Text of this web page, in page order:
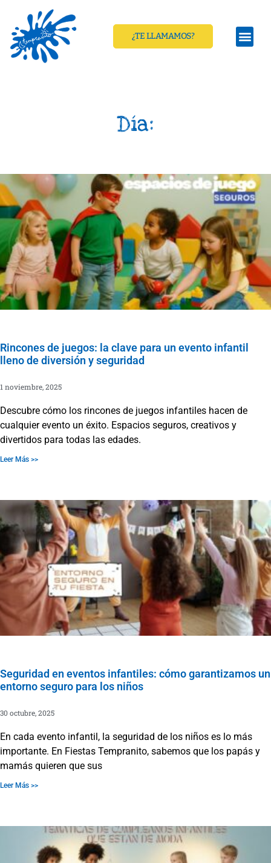
¿TE LLAMAMOS?
Día:
Rincones de juegos: la clave para un evento infantil
lleno de diversión y seguridad
1 noviembre, 2025
Descubre cómo los rincones de juegos infantiles hacen de
cualquier evento un éxito. Espacios seguros, creativos y
divertidos para todas las edades.
Leer Más >>
Seguridad en eventos infantiles: cómo garantizamos un
entorno seguro para los niños
30 octubre, 2025
En cada evento infantil, la seguridad de los niños es lo más
importante. En Fiestas Tempranito, sabemos que los papás y
mamás quieren que sus
Leer Más >>